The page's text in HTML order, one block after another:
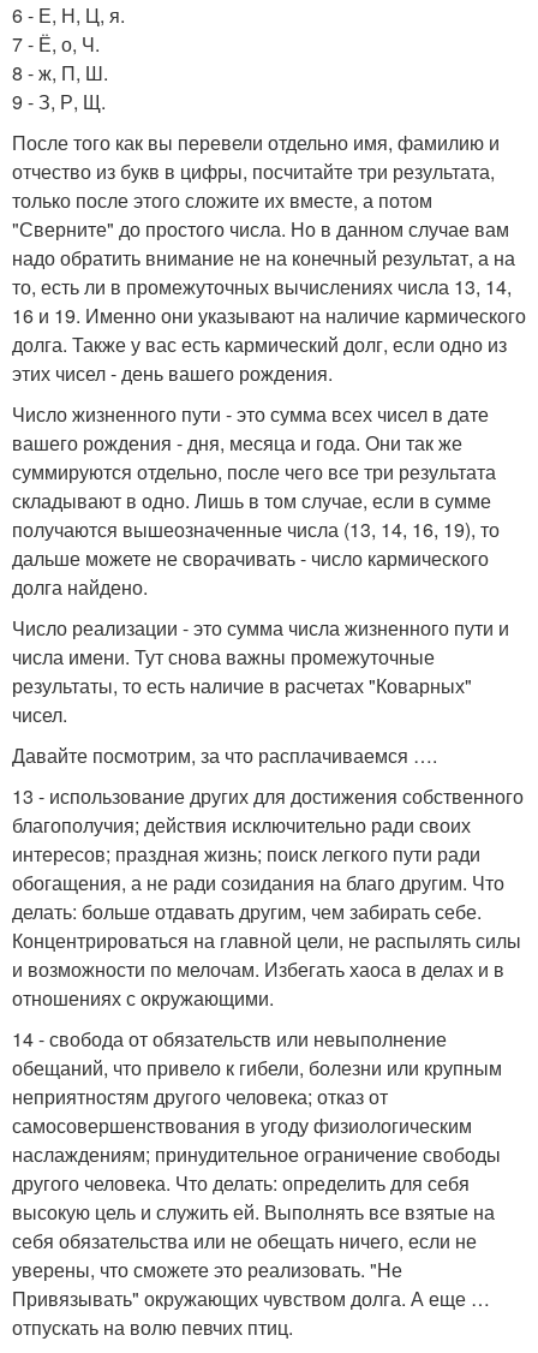
6 - Е, Н, Ц, я.
7 - Ё, о, Ч.
8 - ж, П, Ш.
9 - З, Р, Щ.
После того как вы перевели отдельно имя, фамилию и
отчество из букв в цифры, посчитайте три результата,
только после этого сложите их вместе, а потом
"Сверните" до простого числа. Но в данном случае вам
надо обратить внимание не на конечный результат, а на
то, есть ли в промежуточных вычислениях числа 13, 14,
16 и 19. Именно они указывают на наличие кармического
долга. Также у вас есть кармический долг, если одно из
этих чисел - день вашего рождения.
Число жизненного пути - это сумма всех чисел в дате
вашего рождения - дня, месяца и года. Они так же
суммируются отдельно, после чего все три результата
складывают в одно. Лишь в том случае, если в сумме
получаются вышеозначенные числа (13, 14, 16, 19), то
дальше можете не сворачивать - число кармического
долга найдено.
Число реализации - это сумма числа жизненного пути и
числа имени. Тут снова важны промежуточные
результаты, то есть наличие в расчетах "Коварных"
чисел.
Давайте посмотрим, за что расплачиваемся ….
13 - использование других для достижения собственного
благополучия; действия исключительно ради своих
интересов; праздная жизнь; поиск легкого пути ради
обогащения, а не ради созидания на благо другим. Что
делать: больше отдавать другим, чем забирать себе.
Концентрироваться на главной цели, не распылять силы
и возможности по мелочам. Избегать хаоса в делах и в
отношениях с окружающими.
14 - свобода от обязательств или невыполнение
обещаний, что привело к гибели, болезни или крупным
неприятностям другого человека; отказ от
самосовершенствования в угоду физиологическим
наслаждениям; принудительное ограничение свободы
другого человека. Что делать: определить для себя
высокую цель и служить ей. Выполнять все взятые на
себя обязательства или не обещать ничего, если не
уверены, что сможете это реализовать. "Не
Привязывать" окружающих чувством долга. А еще …
отпускать на волю певчих птиц.